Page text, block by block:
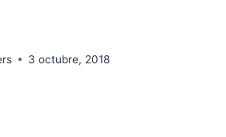
3 octubre, 2018